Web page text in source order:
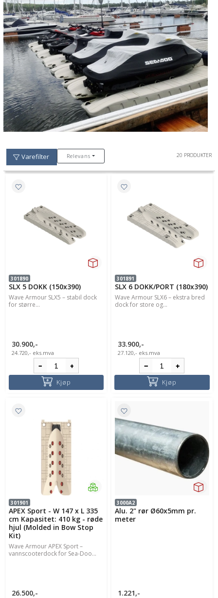
Varefilter Relevans 20 PRODUKTER
301890
SLX 5 DOKK (150x390)
Wave Armour SLX5 – stabil dock
for større...
30.900,-
24.720,- eks.mva
Kjøp
301891
SLX 6 DOKK/PORT (180x390)
Wave Armour SLX6 – ekstra bred
dock for store og...
33.900,-
27.120,- eks.mva
Kjøp
301901
APEX Sport - W 147 x L 335
cm Kapasitet: 410 kg - røde
hjul (Molded in Bow Stop
Kit)
Wave Armour APEX Sport –
vannscooterdock for Sea-Doo...
26.500,-
3000A2
Alu. 2" rør Ø60x5mm pr.
meter
1.221,-